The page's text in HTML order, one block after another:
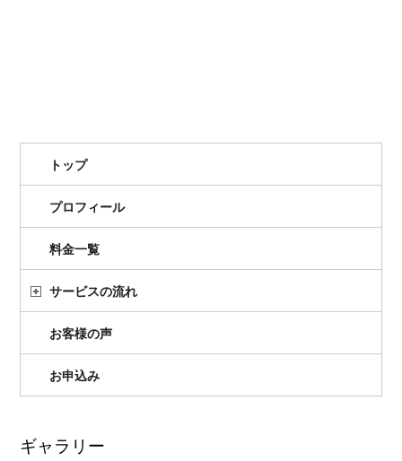
トップ
プロフィール
料金一覧
サービスの流れ
お客様の声
お申込み
ギャラリー